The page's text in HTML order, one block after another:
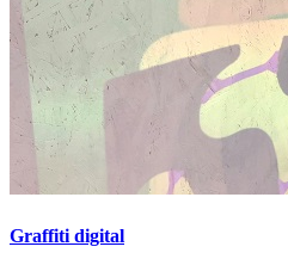
Graffiti digital